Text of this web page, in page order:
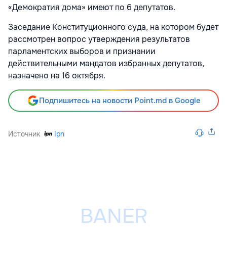
«Демократия дома» имеют по 6 депутатов.
Заседание Конституционного суда, на котором будет
рассмотрен вопрос утверждения результатов
парламентских выборов и признании
действительными мандатов избранных депутатов,
назначено на 16 октября.
Подпишитесь на новости Point.md в Google
Источник Ipn